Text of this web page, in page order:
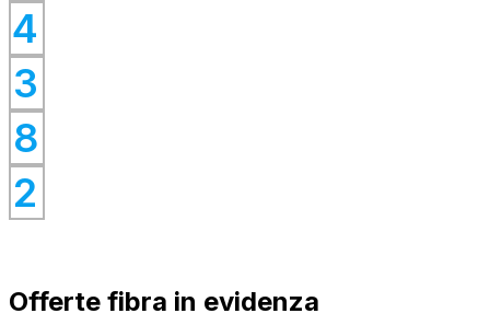
4
0
3
0
8
0
2
0
Offerte fibra in evidenza